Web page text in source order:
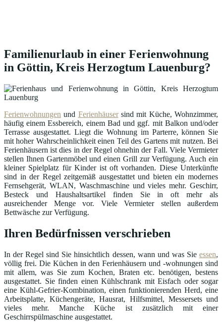
Familienurlaub in einer Ferienwohnung
in Göttin, Kreis Herzogtum Lauenburg?
Ferienwohnungen und Ferienhäusersind mit Küche, Wohnzimmer,
häufig einem Essbereich, einem Bad und ggf. mit Balkon und/oder
Terrasse ausgestattet. Liegt die Wohnung im Parterre, können Sie
mit hoher Wahrscheinlichkeit einen Teil des Gartens mit nutzen. Bei
Ferienhäusern ist dies in der Regel ohnehin der Fall. Viele Vermieter
stellen Ihnen Gartenmöbel und einen Grill zur Verfügung. Auch ein
kleiner Spielplatz für Kinder ist oft vorhanden. Diese Unterkünfte
sind in der Regel zeitgemäß ausgestattet und bieten ein modernes
Fernsehgerät, WLAN, Waschmaschine und vieles mehr. Geschirr,
Besteck und Haushaltsartikel finden Sie in oft mehr als
ausreichender Menge vor. Viele Vermieter stellen außerdem
Bettwäsche zur Verfügung.
Ihren Bedürfnissen verschrieben
In der Regel sind Sie hinsichtlich dessen, wann und was Sie essen,
völlig frei. Die Küchen in den Ferienhäusern und -wohnungen sind
mit allem, was Sie zum Kochen, Braten etc. benötigen, bestens
ausgestattet. Sie finden einen Kühlschrank mit Eisfach oder sogar
eine Kühl-Gefrier-Kombination, einen funktionierenden Herd, eine
Arbeitsplatte, Küchengeräte, Hausrat, Hilfsmittel, Messersets und
vieles mehr. Manche Küche ist zusätzlich mit einer
Geschirrspülmaschine ausgestattet.